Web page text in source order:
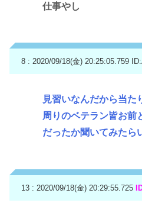
仕事やし
8 : 2020/09/18(金) 20:25:05.759
見習いなんだから当た
周りのベテラン皆お前
だったか聞いてみたら
13 : 2020/09/18(金) 20:29:55.725